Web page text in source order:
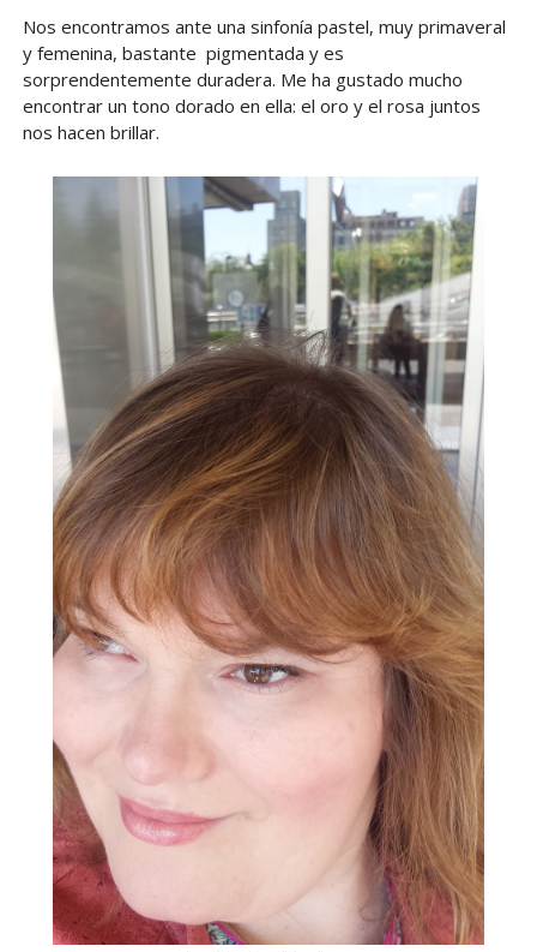
Nos encontramos ante una sinfonía pastel, muy primaveral
y femenina, bastante pigmentada y es
sorprendentemente duradera. Me ha gustado mucho
encontrar un tono dorado en ella: el oro y el rosa juntos
nos hacen brillar.